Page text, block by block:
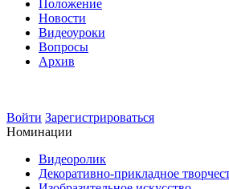
Положение
Новости
Видеоуроки
Вопросы
Архив
Войти Зарегистрироваться
Номинации
Видеоролик
Декоративно-прикладное